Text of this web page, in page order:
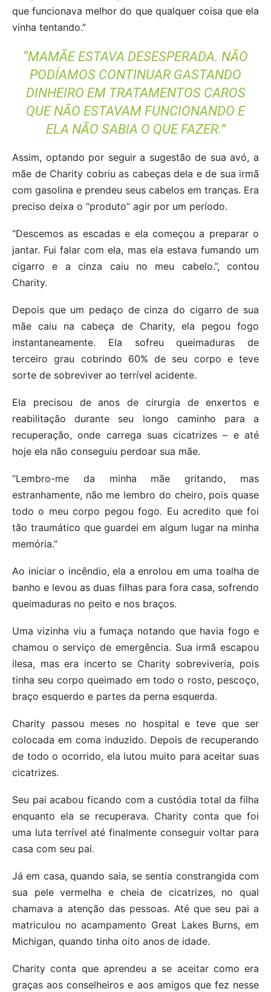
que funcionava melhor do que qualquer coisa que ela
vinha tentando.”
“MAMÃE ESTAVA DESESPERADA. NÃO
PODÍAMOS CONTINUAR GASTANDO
DINHEIRO EM TRATAMENTOS CAROS
QUE NÃO ESTAVAM FUNCIONANDO E
ELA NÃO SABIA O QUE FAZER.”
Assim, optando por seguir a sugestão de sua avó, a
mãe de Charity cobriu as cabeças dela e de sua irmã
com gasolina e prendeu seus cabelos em tranças. Era
preciso deixa o “produto” agir por um período.
“Descemos as escadas e ela começou a preparar o
jantar. Fui falar com ela, mas ela estava fumando um
cigarro e a cinza caiu no meu cabelo.”, contou
Charity.
Depois que um pedaço de cinza do cigarro de sua
mãe caiu na cabeça de Charity, ela pegou fogo
instantaneamente. Ela sofreu queimaduras de
terceiro grau cobrindo 60% de seu corpo e teve
sorte de sobreviver ao terrível acidente.
Ela precisou de anos de cirurgia de enxertos e
reabilitação durante seu longo caminho para a
recuperação, onde carrega suas cicatrizes – e até
hoje ela não conseguiu perdoar sua mãe.
“Lembro-me da minha mãe gritando, mas
estranhamente, não me lembro do cheiro, pois quase
todo o meu corpo pegou fogo. Eu acredito que foi
tão traumático que guardei em algum lugar na minha
memória.”
Ao iniciar o incêndio, ela a enrolou em uma toalha de
banho e levou as duas filhas para fora casa, sofrendo
queimaduras no peito e nos braços.
Uma vizinha viu a fumaça notando que havia fogo e
chamou o serviço de emergência. Sua irmã escapou
ilesa, mas era incerto se Charity sobreviveria, pois
tinha seu corpo queimado em todo o rosto, pescoço,
braço esquerdo e partes da perna esquerda.
Charity passou meses no hospital e teve que ser
colocada em coma induzido. Depois de recuperando
de todo o ocorrido, ela lutou muito para aceitar suas
cicatrizes.
Seu pai acabou ficando com a custódia total da filha
enquanto ela se recuperava. Charity conta que foi
uma luta terrível até finalmente conseguir voltar para
casa com seu pai.
Já em casa, quando saia, se sentia constrangida com
sua pele vermelha e cheia de cicatrizes, no qual
chamava a atenção das pessoas. Até que seu pai a
matriculou no acampamento Great Lakes Burns, em
Michigan, quando tinha oito anos de idade.
Charity conta que aprendeu a se aceitar como era
graças aos conselheiros e aos amigos que fez nesse